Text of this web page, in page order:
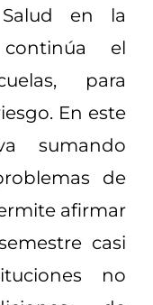
en la
el
para
En este
sumando
de
afirmar
casi
no